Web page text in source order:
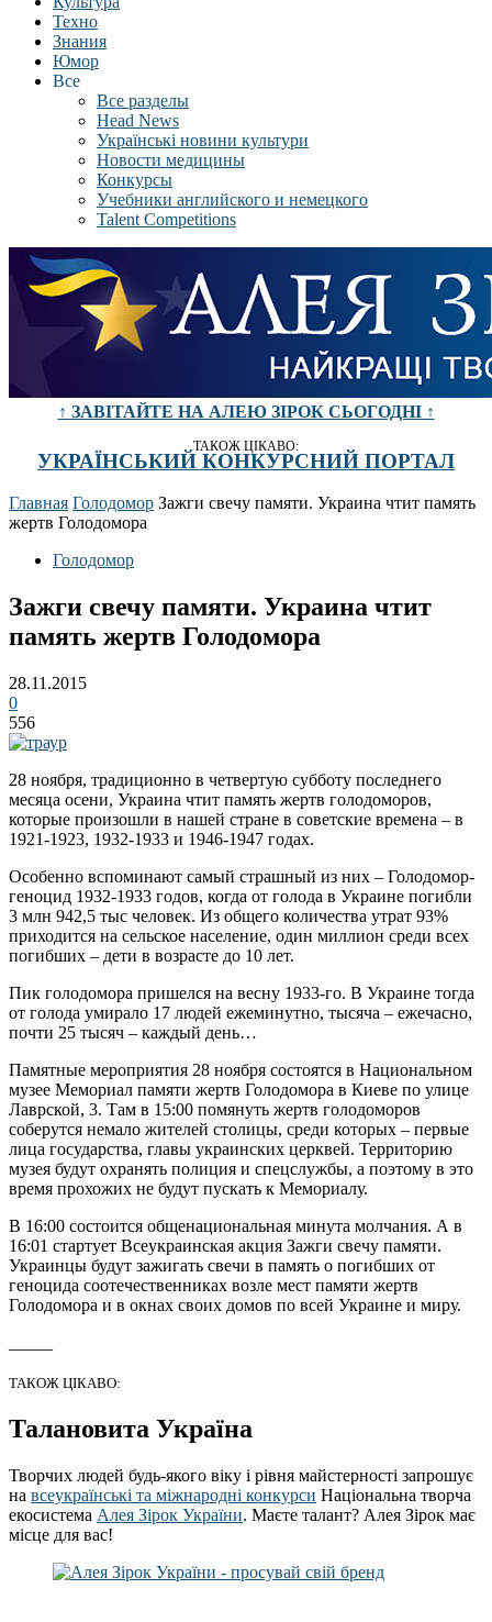
Техно
Знания
Юмор
Все
Все разделы
Head News
Українські новини культури
Новости медицины
Конкурсы
Учебники английского и немецкого
Talent Competitions
↑ ЗАВІТАЙТЕ НА АЛЕЮ ЗІРОК СЬОГОДНІ ↑
ТАКОЖ ЦІКАВО:
УКРАЇНСЬКИЙ КОНКУРСНИЙ ПОРТАЛ
Главная Голодомор Зажги свечу памяти. Украина чтит память
жертв Голодомора
Голодомор
Зажги свечу памяти. Украина чтит
память жертв Голодомора
28.11.2015
0
556
28 ноября, традиционно в четвертую субботу последнего
месяца осени, Украина чтит память жертв голодоморов,
которые произошли в нашей стране в советские времена – в
1921-1923, 1932-1933 и 1946-1947 годах.
Особенно вспоминают самый страшный из них – Голодомор-
геноцид 1932-1933 годов, когда от голода в Украине погибли
3 млн 942,5 тыс человек. Из общего количества утрат 93%
приходится на сельское население, один миллион среди всех
погибших – дети в возрасте до 10 лет.
Пик голодомора пришелся на весну 1933-го. В Украине тогда
от голода умирало 17 людей ежеминутно, тысяча – ежечасно,
почти 25 тысяч – каждый день…
Памятные мероприятия 28 ноября состоятся в Национальном
музее Мемориал памяти жертв Голодомора в Киеве по улице
Лаврской, 3. Там в 15:00 помянуть жертв голодоморов
соберутся немало жителей столицы, среди которых – первые
лица государства, главы украинских церквей. Территорию
музея будут охранять полиция и спецслужбы, а поэтому в это
время прохожих не будут пускать к Мемориалу.
В 16:00 состоится общенациональная минута молчания. А в
16:01 стартует Всеукраинская акция Зажги свечу памяти.
Украинцы будут зажигать свечи в память о погибших от
геноцида соотечественниках возле мест памяти жертв
Голодомора и в окнах своих домов по всей Украине и миру.
ТАКОЖ ЦІКАВО:
Талановита Україна
Творчих людей будь-якого віку і рівня майстерності запрошує
на всеукраїнські та міжнародні конкурси Національна творча
екосистема Алея Зірок України. Маєте талант? Алея Зірок має
місце для вас!